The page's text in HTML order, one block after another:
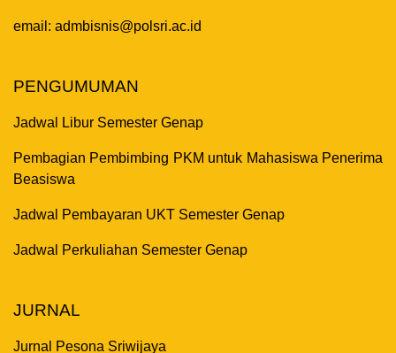
email: admbisnis@polsri.ac.id
PENGUMUMAN
Jadwal Libur Semester Genap
Pembagian Pembimbing PKM untuk Mahasiswa Penerima
Beasiswa
Jadwal Pembayaran UKT Semester Genap
Jadwal Perkuliahan Semester Genap
JURNAL
Jurnal Pesona Sriwijaya